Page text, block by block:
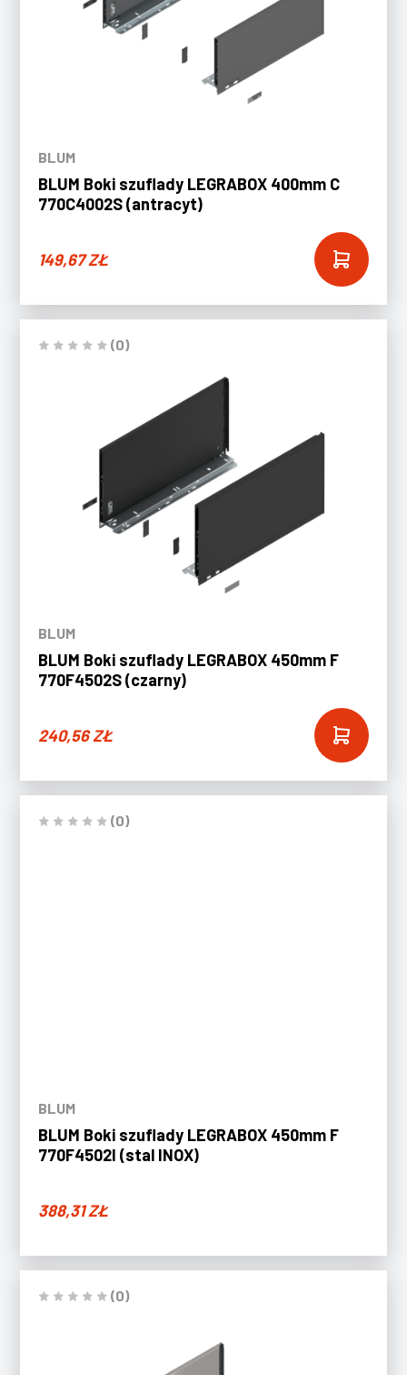
BLUM
BLUM Boki szuflady LEGRABOX 400mm C
770C4002S (antracyt)
149,67ZŁ
(0)
BLUM
BLUM Boki szuflady LEGRABOX 450mm F
770F4502S (czarny)
240,56ZŁ
(0)
BLUM
BLUM Boki szuflady LEGRABOX 450mm F
770F4502I (stal INOX)
388,31ZŁ
(0)